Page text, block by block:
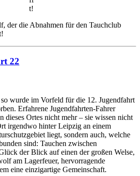
t!
der die Abnahmen für den Tauchclub
22
wurde im Vorfeld für die 12. Jugendfahrt
Erfahrene Jugendfahrten-Fahrer
dieses Ortes nicht mehr – sie wissen nicht
irgendwo hinter Leipzig an einem
liegt, sondern auch, welche
sind: Tauchen zwischen
der Blick auf einen der großen Welse,
am Lagerfeuer, hervorragende
eine einzigartige Gemeinschaft.